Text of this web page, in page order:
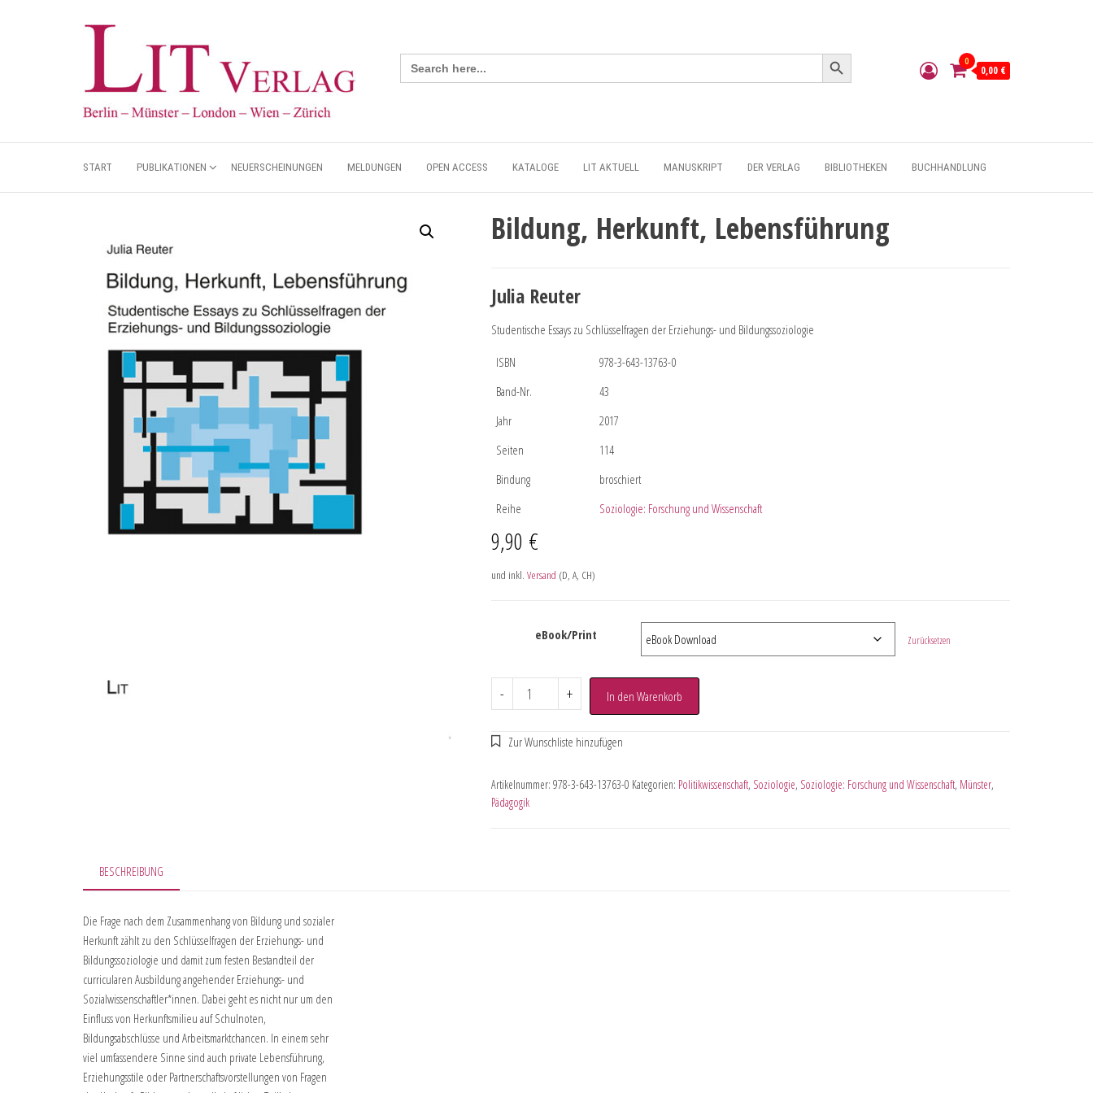
Search
for:
Search Button
0
0,00 €
START PUBLIKATIONEN NEUERSCHEINUNGEN MELDUNGEN OPEN ACCESS KATALOGE LIT AKTUELL MANUSKRIPT DER VERLAG BIBLIOTHEKEN BUCHHANDLUNG
Bildung, Herkunft, Lebensführung
Julia Reuter
Studentische Essays zu Schlüsselfragen der Erziehungs- und Bildungssoziologie
ISBN
978-3-643-13763-0
Band-Nr.
43
Jahr
2017
Seiten
114
Bindung
broschiert
Reihe
Soziologie: Forschung und Wissenschaft
9,90 €
und inkl. Versand (D, A, CH)
eBook/Print Zurücksetzen
- + In den Warenkorb
Artikelnummer: 978-3-643-13763-0 Kategorien: Politikwissenschaft, Soziologie, Soziologie: Forschung und Wissenschaft, Münster,
Pädagogik
BESCHREIBUNG
Die Frage nach dem Zusammenhang von Bildung und sozialer
Herkunft zählt zu den Schlüsselfragen der Erziehungs- und
Bildungssoziologie und damit zum festen Bestandteil der
curricularen Ausbildung angehender Erziehungs- und
Sozialwissenschaftler*innen. Dabei geht es nicht nur um den
Einfluss von Herkunftsmilieu auf Schulnoten,
Bildungsabschlüsse und Arbeitsmarktchancen. In einem sehr
viel umfassendere Sinne sind auch private Lebensführung,
Erziehungsstile oder Partnerschaftsvorstellungen von Fragen